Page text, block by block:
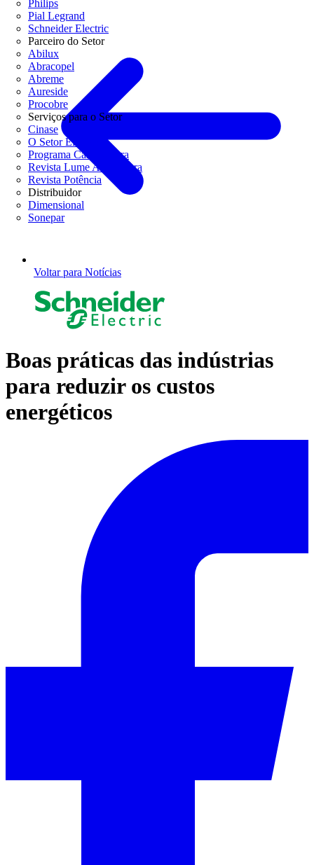
Philips
Pial Legrand
Schneider Electric
Parceiro do Setor
Abilux
Abracopel
Abreme
Aureside
Procobre
Serviços para o Setor
Cinase
O Setor Elétrico
Programa Casa Segura
Revista Lume Arquitetura
Revista Potência
Distribuidor
Dimensional
Sonepar
Voltar para Notícias
Boas práticas das indústrias
para reduzir os custos
energéticos